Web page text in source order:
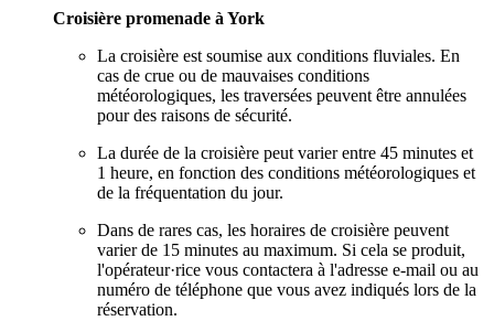
Croisière promenade à York
La croisière est soumise aux conditions fluviales. En
cas de crue ou de mauvaises conditions
météorologiques, les traversées peuvent être annulées
pour des raisons de sécurité.
La durée de la croisière peut varier entre 45 minutes et
1 heure, en fonction des conditions météorologiques et
de la fréquentation du jour.
Dans de rares cas, les horaires de croisière peuvent
varier de 15 minutes au maximum. Si cela se produit,
l'opérateur·rice vous contactera à l'adresse e-mail ou au
numéro de téléphone que vous avez indiqués lors de la
réservation.